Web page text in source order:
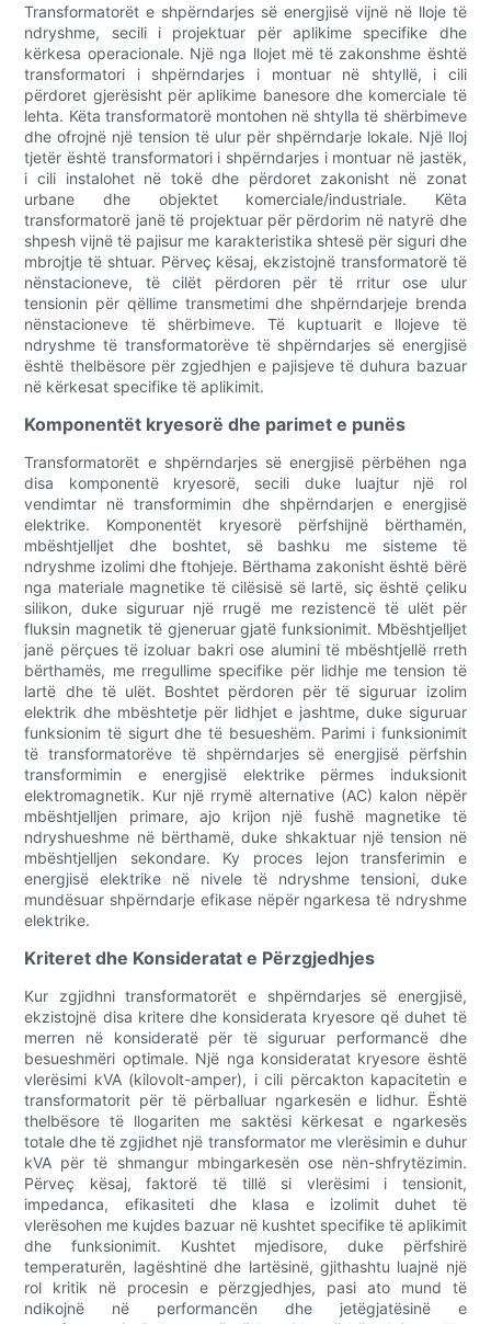
Transformatorët e shpërndarjes së energjisë vijnë në lloje të
ndryshme, secili i projektuar për aplikime specifike dhe
kërkesa operacionale. Një nga llojet më të zakonshme është
transformatori i shpërndarjes i montuar në shtyllë, i cili
përdoret gjerësisht për aplikime banesore dhe komerciale të
lehta. Këta transformatorë montohen në shtylla të shërbimeve
dhe ofrojnë një tension të ulur për shpërndarje lokale. Një lloj
tjetër është transformatori i shpërndarjes i montuar në jastëk,
i cili instalohet në tokë dhe përdoret zakonisht në zonat
urbane dhe objektet komerciale/industriale. Këta
transformatorë janë të projektuar për përdorim në natyrë dhe
shpesh vijnë të pajisur me karakteristika shtesë për siguri dhe
mbrojtje të shtuar. Përveç kësaj, ekzistojnë transformatorë të
nënstacioneve, të cilët përdoren për të rritur ose ulur
tensionin për qëllime transmetimi dhe shpërndarjeje brenda
nënstacioneve të shërbimeve. Të kuptuarit e llojeve të
ndryshme të transformatorëve të shpërndarjes së energjisë
është thelbësore për zgjedhjen e pajisjeve të duhura bazuar
në kërkesat specifike të aplikimit.
Komponentët kryesorë dhe parimet e punës
Transformatorët e shpërndarjes së energjisë përbëhen nga
disa komponentë kryesorë, secili duke luajtur një rol
vendimtar në transformimin dhe shpërndarjen e energjisë
elektrike. Komponentët kryesorë përfshijnë bërthamën,
mbështjelljet dhe boshtet, së bashku me sisteme të
ndryshme izolimi dhe ftohjeje. Bërthama zakonisht është bërë
nga materiale magnetike të cilësisë së lartë, siç është çeliku
silikon, duke siguruar një rrugë me rezistencë të ulët për
fluksin magnetik të gjeneruar gjatë funksionimit. Mbështjelljet
janë përçues të izoluar bakri ose alumini të mbështjellë rreth
bërthamës, me rregullime specifike për lidhje me tension të
lartë dhe të ulët. Boshtet përdoren për të siguruar izolim
elektrik dhe mbështetje për lidhjet e jashtme, duke siguruar
funksionim të sigurt dhe të besueshëm. Parimi i funksionimit
të transformatorëve të shpërndarjes së energjisë përfshin
transformimin e energjisë elektrike përmes induksionit
elektromagnetik. Kur një rrymë alternative (AC) kalon nëpër
mbështjelljen primare, ajo krijon një fushë magnetike të
ndryshueshme në bërthamë, duke shkaktuar një tension në
mbështjelljen sekondare. Ky proces lejon transferimin e
energjisë elektrike në nivele të ndryshme tensioni, duke
mundësuar shpërndarje efikase nëpër ngarkesa të ndryshme
elektrike.
Kriteret dhe Konsideratat e Përzgjedhjes
Kur zgjidhni transformatorët e shpërndarjes së energjisë,
ekzistojnë disa kritere dhe konsiderata kryesore që duhet të
merren në konsideratë për të siguruar performancë dhe
besueshmëri optimale. Një nga konsideratat kryesore është
vlerësimi kVA (kilovolt-amper), i cili përcakton kapacitetin e
transformatorit për të përballuar ngarkesën e lidhur. Është
thelbësore të llogariten me saktësi kërkesat e ngarkesës
totale dhe të zgjidhet një transformator me vlerësimin e duhur
kVA për të shmangur mbingarkesën ose nën-shfrytëzimin.
Përveç kësaj, faktorë të tillë si vlerësimi i tensionit,
impedanca, efikasiteti dhe klasa e izolimit duhet të
vlerësohen me kujdes bazuar në kushtet specifike të aplikimit
dhe funksionimit. Kushtet mjedisore, duke përfshirë
temperaturën, lagështinë dhe lartësinë, gjithashtu luajnë një
rol kritik në procesin e përzgjedhjes, pasi ato mund të
ndikojnë në performancën dhe jetëgjatësinë e